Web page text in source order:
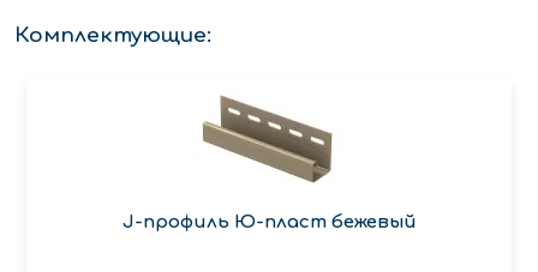
Комплектующие:
J-профиль Ю-пласт бежевый